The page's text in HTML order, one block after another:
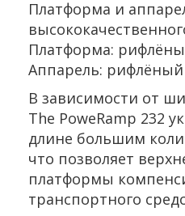
Платформа и
Платформа:
Аппарель: рифлёный
В зависимости от
The PoweRamp 232
длине большим
что позволяет
платформы
транспортного